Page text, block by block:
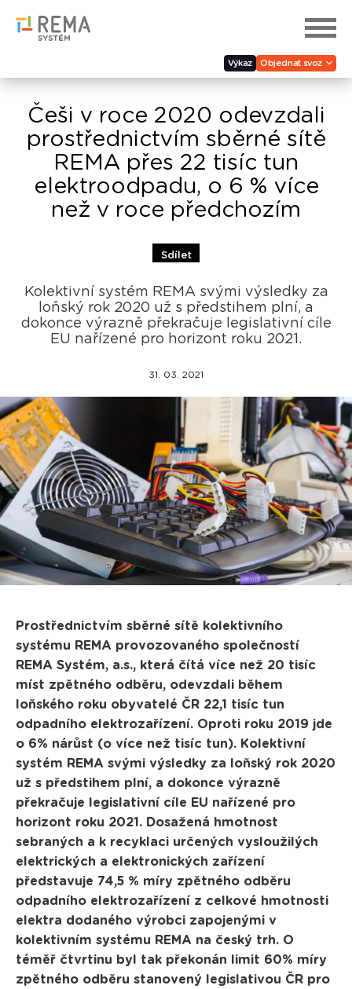
Výkaz Objednat svoz
Češi v roce 2020 odevzdali
prostřednictvím sběrné sítě
REMA přes 22 tisíc tun
elektroodpadu, o 6 % více
než v roce předchozím
Sdílet
Kolektivní systém REMA svými výsledky za
loňský rok 2020 už s předstihem plní, a
dokonce výrazně překračuje legislativní cíle
EU nařízené pro horizont roku 2021.
31. 03. 2021
Prostřednictvím sběrné sítě kolektivního
systému REMA provozovaného společností
REMA Systém, a.s., která čítá více než 20 tisíc
míst zpětného odběru, odevzdali během
loňského roku obyvatelé ČR 22,1 tisíc tun
odpadního elektrozařízení. Oproti roku 2019 jde
o 6% nárůst (o více než tisíc tun). Kolektivní
systém REMA svými výsledky za loňský rok 2020
už s předstihem plní, a dokonce výrazně
překračuje legislativní cíle EU nařízené pro
horizont roku 2021. Dosažená hmotnost
sebraných a k recyklaci určených vysloužilých
elektrických a elektronických zařízení
představuje 74,5 % míry zpětného odběru
odpadního elektrozařízení z celkové hmotnosti
elektra dodaného výrobci zapojenými v
kolektivním systému REMA na český trh. O
téměř čtvrtinu byl tak překonán limit 60% míry
zpětného odběru stanovený legislativou ČR pro